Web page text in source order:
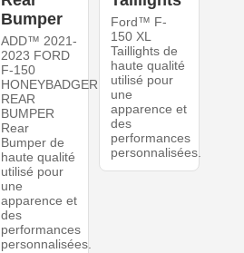
Bumper
ADD™ 2021-
2023 FORD
F-150
HONEYBADGER
REAR
BUMPER
Rear
Bumper de
haute qualité
utilisé pour
une
apparence et
des
performances
personnalisées.
Ford™ F-
150 XL
Taillights de
haute qualité
utilisé pour
une
apparence et
des
performances
personnalisées.